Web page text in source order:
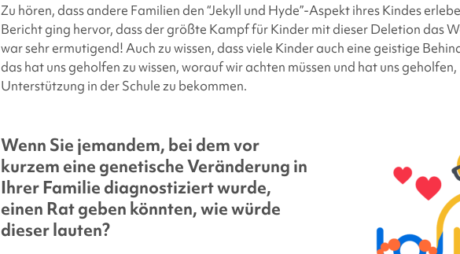
Zu hören, dass andere Familien den “Jekyll und Hyde”-Aspekt ihres Kindes
Bericht ging hervor, dass der größte Kampf für Kinder mit dieser Deletion das
war sehr ermutigend! Auch zu wissen, dass viele Kinder auch eine geistige
das hat uns geholfen zu wissen, worauf wir achten müssen und hat uns
Unterstützung in der Schule zu bekommen.
Wenn Sie jemandem, bei dem vor
kurzem eine genetische Veränderung in
Ihrer Familie diagnostiziert wurde,
einen Rat geben könnten, wie würde
dieser lauten?